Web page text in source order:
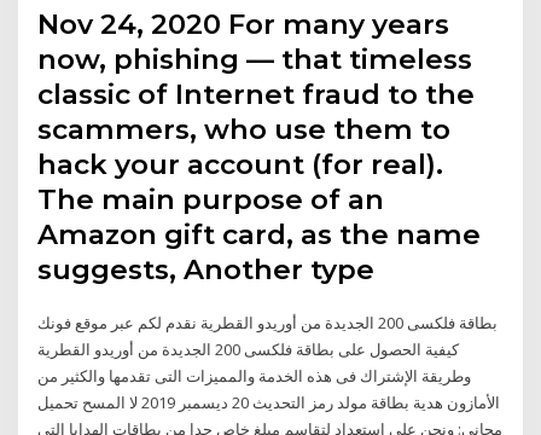
Nov 24, 2020 For many years
now, phishing — that timeless
classic of Internet fraud to the
scammers, who use them to
hack your account (for real).
The main purpose of an
Amazon gift card, as the name
suggests, Another type
بطاقة فلكسى 200 الجديدة من أوريدو القطرية نقدم لكم عبر موقع فونك
كيفية الحصول على بطاقة فلكسى 200 الجديدة من أوريدو القطرية
وطريقة الإشتراك فى هذه الخدمة والمميزات التى تقدمها والكثير من
الأمازون هدية بطاقة مولد رمز التحديث 20 ديسمبر 2019 لا المسح تحميل
مجاني: ونحن على استعداد لتقاسم مبلغ خاص جدا من بطاقات الهدايا التي